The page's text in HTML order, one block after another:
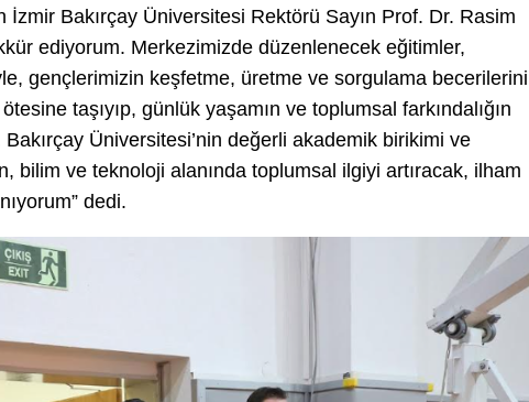
Bakırçay Üniversitesi Rektörü Sayın Prof. Dr. Rasim
ediyorum. Merkezimizde düzenlenecek eğitimler,
gençlerimizin keşfetme, üretme ve sorgulama becerilerini
taşıyıp, günlük yaşamın ve toplumsal farkındalığın
Üniversitesi’nin değerli akademik birikimi ve
bilim ve teknoloji alanında toplumsal ilgiyi artıracak, ilham
dedi.